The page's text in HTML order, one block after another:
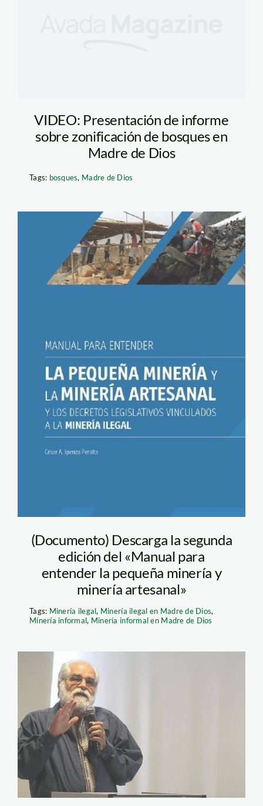
VIDEO: Presentación de informe
sobre zonificación de bosques en
Madre de Dios
Tags: bosques, Madre de Dios
ipenza_manual
(Documento) Descarga la segunda
edición del «Manual para
entender la pequeña minería y
minería artesanal»
Tags: Minería ilegal, Minería ilegal en Madre de Dios,
Minería informal, Minería informal en Madre de Dios